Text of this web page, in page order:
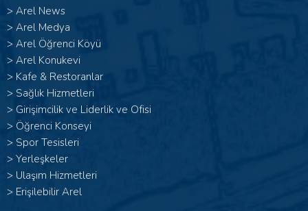
> Arel News
> Arel Medya
> Arel Öğrenci Köyü
> Arel Konukevi
> Kafe & Restoranlar
> Sağlık Hizmetleri
> Girişimcilik ve Liderlik ve Ofisi
> Öğrenci Konseyi
> Spor Tesisleri
> Yerleşkeler
> Ulaşım Hizmetleri
> Erişilebilir Arel